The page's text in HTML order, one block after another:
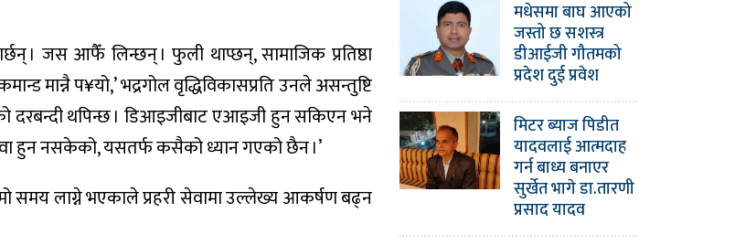
। जस आफैँ लिन्छन् । फुली थाप्छन्, सामाजिक प्रतिष्ठा
मान्नै प¥यो,’ भद्रगोल वृद्धिविकासप्रति उनले असन्तुष्टि
दरबन्दी थपिन्छ । डिआइजीबाट एआइजी हुन सकिएन भने
हुन नसकेको, यसतर्फ कसैको ध्यान गएको छैन ।’
समय लाग्ने भएकाले प्रहरी सेवामा उल्लेख्य आकर्षण बढ्न
मधेसमा बाघ आएको
जस्तो छ सशस्त्र
डीआईजी गौतमको
प्रदेश दुई प्रवेश
मिटर ब्याज पिडीत
यादवलाई आत्मदाह
गर्न बाध्य बनाएर
सुर्खेत भागे डा.तारणी
प्रसाद यादव